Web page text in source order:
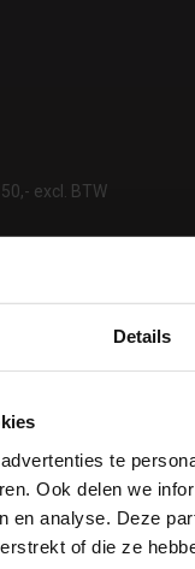
Details
te
Ook delen we
en analyse. Deze
of die ze
excl. BTW
OP